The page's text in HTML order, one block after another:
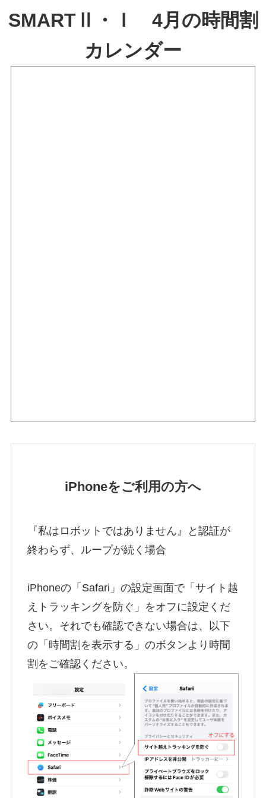
SMARTⅡ・Ｉ 4月の時間割
カレンダー
iPhoneをご利用の方へ
『私はロボットではありません』と認証が
終わらず、ループが続く場合
iPhoneの「Safari」の設定画面で「サイト越
えトラッキングを防ぐ」をオフに設定くだ
さい。それでも確認できない場合は、以下
の「時間割を表示する」のボタンより時間
割をご確認ください。